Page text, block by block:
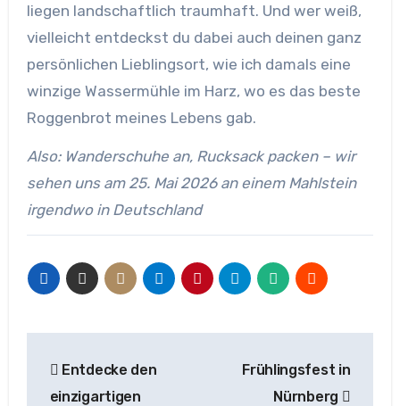
liegen landschaftlich traumhaft. Und wer weiß,
vielleicht entdeckst du dabei auch deinen ganz
persönlichen Lieblingsort, wie ich damals eine
winzige Wassermühle im Harz, wo es das beste
Roggenbrot meines Lebens gab.
Also: Wanderschuhe an, Rucksack packen – wir
sehen uns am 25. Mai 2026 an einem Mahlstein
irgendwo in Deutschland
Entdecke den
einzigartigen
Frühlingsfest in
Nürnberg